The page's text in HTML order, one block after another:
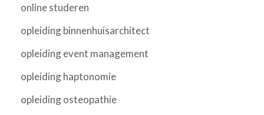
online studeren
opleiding binnenhuisarchitect
opleiding event management
opleiding haptonomie
opleiding osteopathie